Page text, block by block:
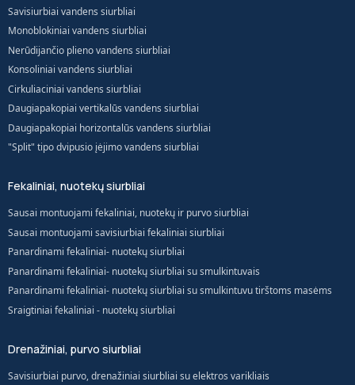
Savisiurbiai vandens siurbliai
Monoblokiniai vandens siurbliai
Nerūdijančio plieno vandens siurbliai
Konsoliniai vandens siurbliai
Cirkuliaciniai vandens siurbliai
Daugiapakopiai vertikalūs vandens siurbliai
Daugiapakopiai horizontalūs vandens siurbliai
"Split" tipo dvipusio įėjimo vandens siurbliai
Fekaliniai, nuotekų siurbliai
Sausai montuojami fekaliniai, nuotekų ir purvo siurbliai
Sausai montuojami savisiurbiai fekaliniai siurbliai
Panardinami fekaliniai- nuotekų siurbliai
Panardinami fekaliniai- nuotekų siurbliai su smulkintuvais
Panardinami fekaliniai- nuotekų siurbliai su smulkintuvu tirštoms masėms
Sraigtiniai fekaliniai - nuotekų siurbliai
Drenažiniai, purvo siurbliai
Savisiurbiai purvo, drenažiniai siurbliai su elektros varikliais